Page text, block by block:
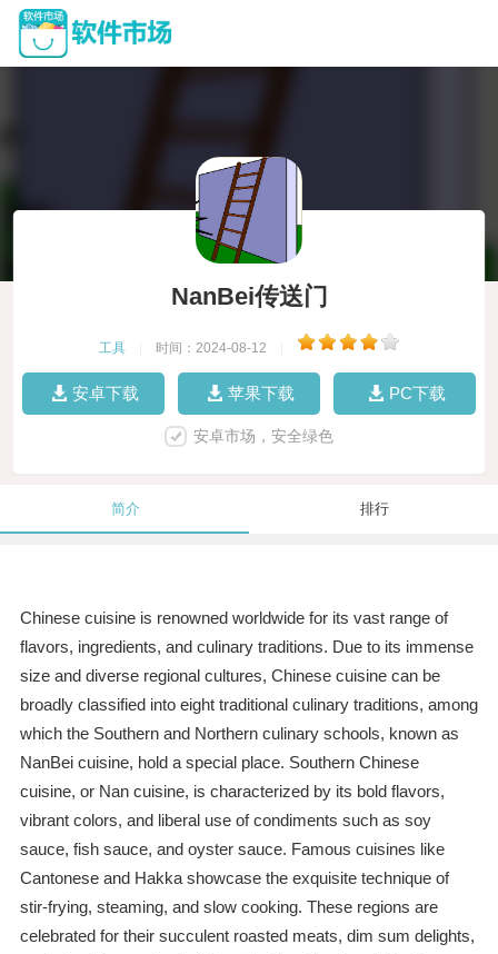
NanBei传送门
工具 时间：2024-08-12
安卓下载 苹果下载 PC下载
安卓市场，安全绿色
简介 排行
Chinese cuisine is renowned worldwide for its vast range of
flavors, ingredients, and culinary traditions. Due to its immense
size and diverse regional cultures, Chinese cuisine can be
broadly classified into eight traditional culinary traditions, among
which the Southern and Northern culinary schools, known as
NanBei cuisine, hold a special place. Southern Chinese
cuisine, or Nan cuisine, is characterized by its bold flavors,
vibrant colors, and liberal use of condiments such as soy
sauce, fish sauce, and oyster sauce. Famous cuisines like
Cantonese and Hakka showcase the exquisite technique of
stir-frying, steaming, and slow cooking. These regions are
celebrated for their succulent roasted meats, dim sum delights,